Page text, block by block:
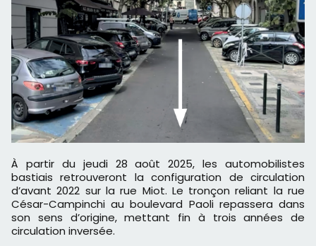
À partir du jeudi 28 août 2025, les automobilistes
bastiais retrouveront la configuration de circulation
d’avant 2022 sur la rue Miot. Le tronçon reliant la rue
César-Campinchi au boulevard Paoli repassera dans
son sens d’origine, mettant fin à trois années de
circulation inversée.